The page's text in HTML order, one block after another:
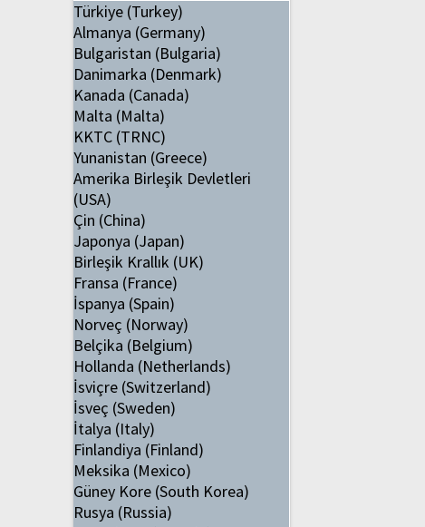
Türkiye (Turkey)
Almanya (Germany)
Bulgaristan (Bulgaria)
Danimarka (Denmark)
Kanada (Canada)
Malta (Malta)
KKTC (TRNC)
Yunanistan (Greece)
Amerika Birleşik Devletleri
(USA)
Çin (China)
Japonya (Japan)
Birleşik Krallık (UK)
Fransa (France)
İspanya (Spain)
Norveç (Norway)
Belçika (Belgium)
Hollanda (Netherlands)
İsviçre (Switzerland)
İsveç (Sweden)
İtalya (Italy)
Finlandiya (Finland)
Meksika (Mexico)
Güney Kore (South Korea)
Rusya (Russia)